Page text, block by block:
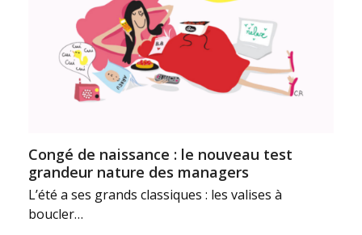
Congé de naissance : le nouveau test
grandeur nature des managers
L’été a ses grands classiques : les valises à
boucler…